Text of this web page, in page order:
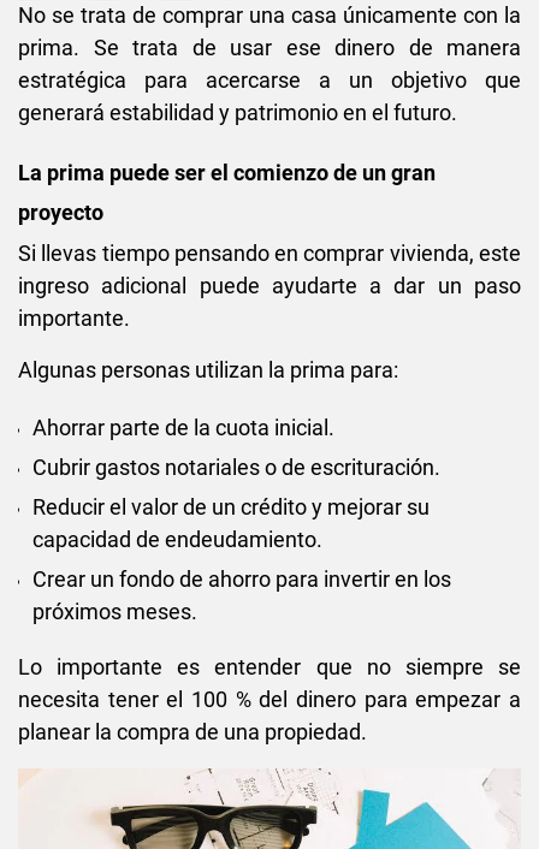
No se trata de comprar una casa únicamente con la
prima. Se trata de usar ese dinero de manera
estratégica para acercarse a un objetivo que
generará estabilidad y patrimonio en el futuro.
La prima puede ser el comienzo de un gran
proyecto
Si llevas tiempo pensando en comprar vivienda, este
ingreso adicional puede ayudarte a dar un paso
importante.
Algunas personas utilizan la prima para:
Ahorrar parte de la cuota inicial.
Cubrir gastos notariales o de escrituración.
Reducir el valor de un crédito y mejorar su
capacidad de endeudamiento.
Crear un fondo de ahorro para invertir en los
próximos meses.
Lo importante es entender que no siempre se
necesita tener el 100 % del dinero para empezar a
planear la compra de una propiedad.